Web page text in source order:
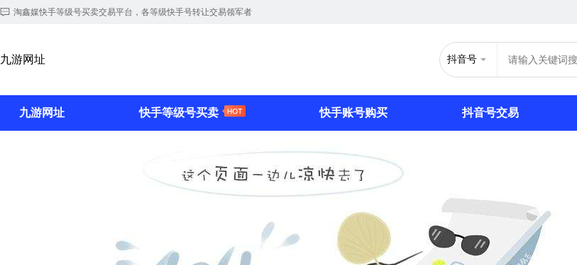
淘鑫媒快手等级号买卖交易平台，各等级快手号转让交易领军者
九游网址 抖音号
九游网址 快手等级号买卖 快手账号购买 抖音号交易